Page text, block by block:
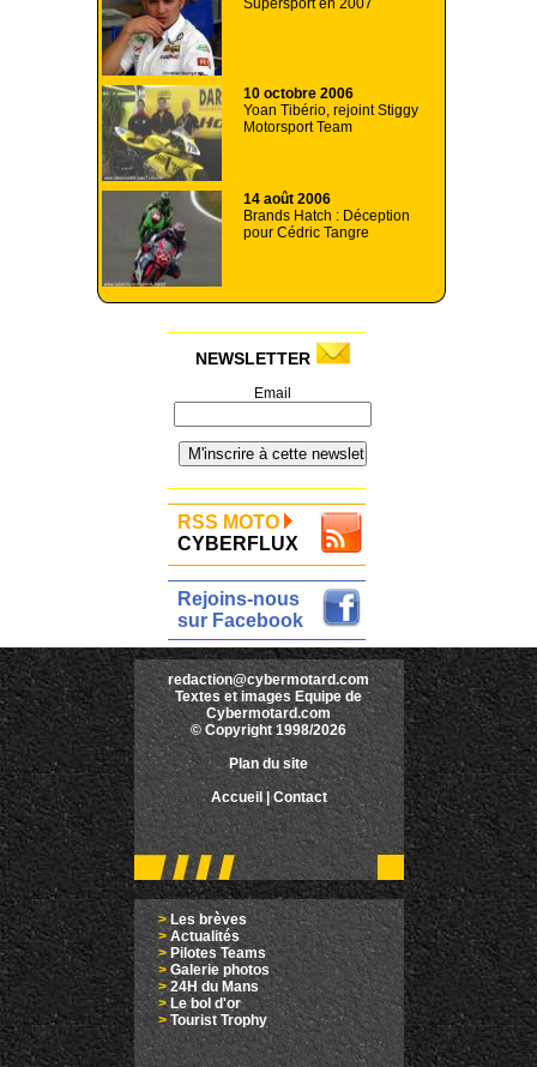
Supersport en 2007
10 octobre 2006
Yoan Tibério, rejoint Stiggy
Motorsport Team
14 août 2006
Brands Hatch : Déception
pour Cédric Tangre
NEWSLETTER
Email
RSS MOTO
CYBERFLUX
Rejoins-nous
sur Facebook
redaction@cybermotard.com
Textes et images Equipe de
Cybermotard.com
© Copyright 1998/2026
Plan du site
Accueil |Contact
>Les brèves
> Actualités
> Pilotes Teams
>Galerie photos
>24H du Mans
>Le bol d'or
> Tourist Trophy